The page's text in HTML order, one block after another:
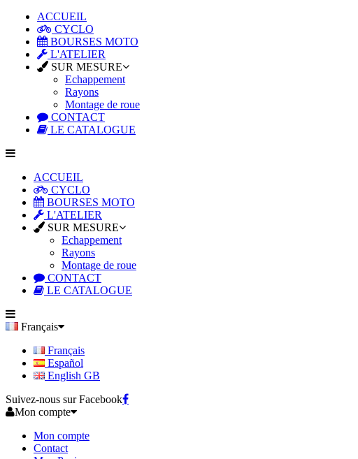
ACCUEIL
CYCLO
BOURSES MOTO
L'ATELIER
SUR MESURE
Echappement
Rayons
Montage de roue
CONTACT
LE CATALOGUE
ACCUEIL
CYCLO
BOURSES MOTO
L'ATELIER
SUR MESURE
Echappement
Rayons
Montage de roue
CONTACT
LE CATALOGUE
Français
Français
Español
English GB
Suivez-nous sur Facebook
Mon compte
Mon compte
Contact